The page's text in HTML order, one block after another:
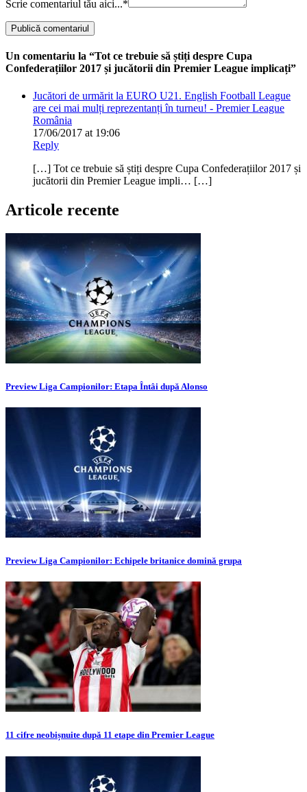
Scrie comentariul tău aici...*
Un comentariu la “Tot ce trebuie să știți despre Cupa
Confederațiilor 2017 și jucătorii din Premier League implicați”
Jucători de urmărit la EURO U21. English Football League
are cei mai mulți reprezentanți în turneu! - Premier League
România
17/06/2017 at 19:06
Reply
[…] Tot ce trebuie să știți despre Cupa Confederațiilor 2017 și
jucătorii din Premier League impli… […]
Articole recente
Preview Liga Campionilor: Etapa Întâi după Alonso
Preview Liga Campionilor: Echipele britanice domină grupa
11 cifre neobișnuite după 11 etape din Premier League